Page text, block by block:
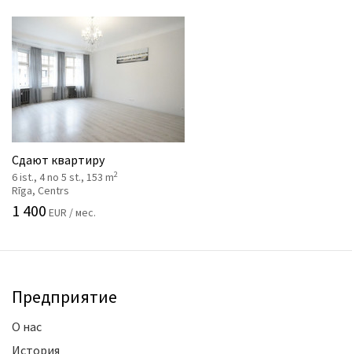
Сдают квартиру
6 ist., 4 no 5 st., 153 m2
Rīga, Centrs
1 400 EUR / мес.
Предприятие
О нас
История